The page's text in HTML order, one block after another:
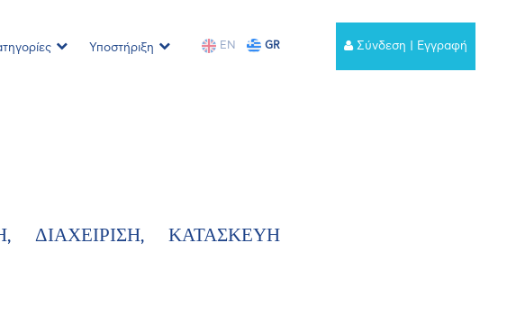
Υποστήριξη EN GR Σύνδεση | Εγγραφή
, ΔΙΑΧΕΙΡΙΣΗ,ΚΑΤΑΣΚΕΥΗ